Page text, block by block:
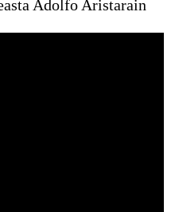
Adolfo Aristarain